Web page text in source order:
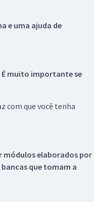
e uma ajuda de
É muito importante se
com que você tenha
módulos elaborados por
que tomam a